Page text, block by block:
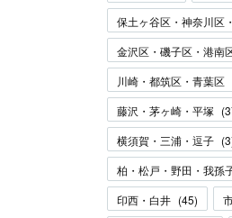
保土ヶ谷区・神奈川区
金沢区・磯子区・港南
川崎・都筑区・青葉区
藤沢・茅ヶ崎・平塚 (
横須賀・三浦・逗子 (3
柏・松戸・野田・我孫
印西・白井 (45)